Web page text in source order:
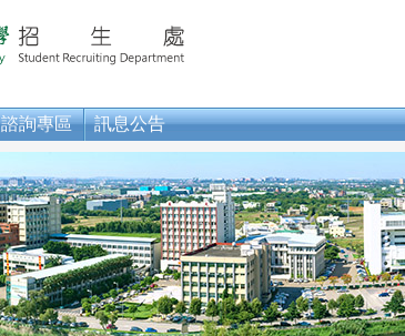
諮詢專區 訊息公告